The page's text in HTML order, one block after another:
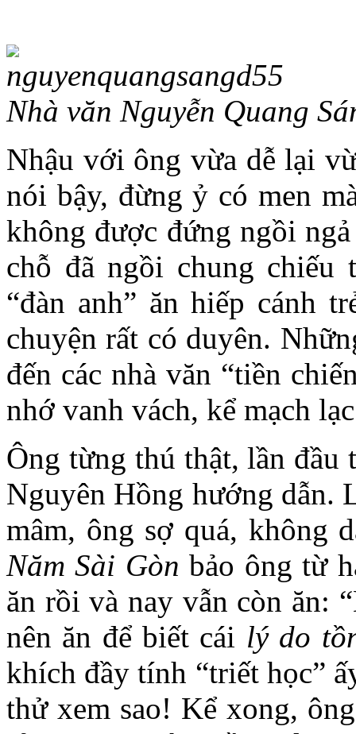
Nhà văn Nguyễn Quang
Nhậu với ông vừa dễ lại
nói bậy, đừng ỷ có men
không được đứng ngồi
chỗ đã ngồi chung chiếu
“đàn anh” ăn hiếp cánh
chuyện rất có duyên.
đến các nhà văn “tiền
nhớ vanh vách, kể mạch
Ông từng thú thật, lần đầu
Nguyên Hồng hướng dẫn.
mâm, ông sợ quá, không
Năm Sài Gòn bảo ông từ
ăn rồi và nay vẫn còn ăn:
nên ăn để biết cái lý do
khích đầy tính “triết học”
thử xem sao! Kể xong,